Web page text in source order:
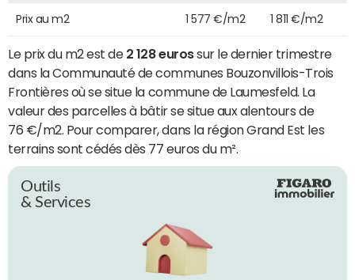
Prix au m2 1 577 €/m2 1 811 €/m2
Le prix du m2 est de 2 128 eurossur le dernier trimestre
dans la Communauté de communes Bouzonvillois-Trois
Frontières où se situe la commune de Laumesfeld. La
valeur des parcelles à bâtir se situe aux alentours de
76 €/m2. Pour comparer, dans la région Grand Est les
terrains sont cédés dès 77 euros du m².
Outils
& Services